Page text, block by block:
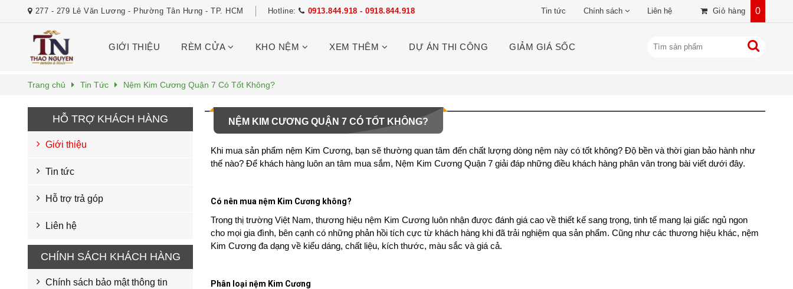
277 - 279 Lê Văn Lương - Phường Tân Hưng - TP. HCM Hotline: 0913.844.918 - 0918.844.918 Tin tức Chính sách Liên hệ Giỏ hàng 0
GIỚI THIỆU RÈM CỬA KHO NỆM XEM THÊM DỰ ÁN THI CÔNG GIẢM GIÁ SỐC
Trang chủ Tin Tức Nệm Kim Cương Quận 7 Có Tốt Không?
HỖ TRỢ KHÁCH HÀNG
Giới thiệu
Tin tức
Hỗ trợ trả góp
Liên hệ
CHÍNH SÁCH KHÁCH HÀNG
Chính sách bảo mật thông tin
NỆM KIM CƯƠNG QUẬN 7 CÓ TỐT KHÔNG?
Khi mua sản phẩm nệm Kim Cương, bạn sẽ thường quan tâm đến chất lượng dòng nệm này có tốt không? Độ bền và thời gian bảo hành như
thế nào? Để khách hàng luôn an tâm mua sắm, Nệm Kim Cương Quận 7 giải đáp những điều khách hàng phân vân trong bài viết dưới đây.
Có nên mua nệm Kim Cương không?
Trong thị trường Việt Nam, thương hiệu nệm Kim Cương luôn nhận được đánh giá cao về thiết kế sang trọng, tinh tế mang lại giấc ngủ ngon
cho mọi gia đình, bên cạnh có những phản hồi tích cực từ khách hàng khi đã trải nghiệm qua sản phẩm. Cũng như các thương hiệu khác, nệm
Kim Cương đa dạng về kiểu dáng, chất liệu, kích thước, màu sắc và giá cả.
Phân loại nệm Kim Cương